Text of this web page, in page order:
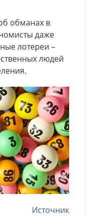
обманах в
даже
лотереи –
людей
Источник